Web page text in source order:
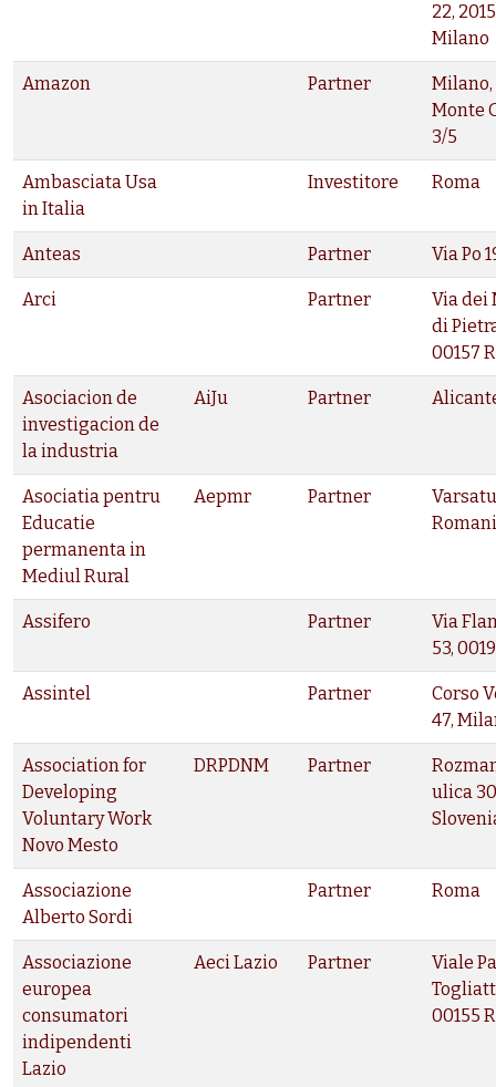
22,
Milano
Amazon Partner
Milano,
Monte
3/5
Ambasciata Usa
in Italia
Investitore Roma
Anteas Partner Via Po
Arci Partner
Via dei
di
00157
Asociacion de
investigacion de
la industria
AiJu Partner
Asociatia pentru
Educatie
permanenta in
Mediul Rural
Aepmr Partner
Assifero Partner
Via
53,
Assintel Partner
Corso
47,
Association for
Developing
Voluntary Work
Novo Mesto
DRPDNM Partner
ulica
Associazione
Alberto Sordi
Partner Roma
Associazione
europea
consumatori
indipendenti
Lazio
Aeci Lazio Partner
Viale
00155